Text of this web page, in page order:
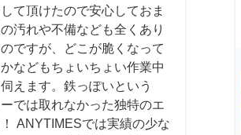
て頂けたので安心しておま
汚れや不備なども全くあり
ですが、どこが脆くなって
などもちょいちょい作業中
えます。鉄っぽいという
では取れなかった独特のエ
ANYTIMESでは実績の少な